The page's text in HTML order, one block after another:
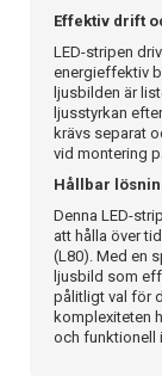
Effektiv drift
LED-stripen
energieffektiv
ljusbilden är
ljusstyrkan
krävs separat
vid montering
Hållbar
Denna LED-
att hålla över
(L80). Med en
ljusbild som
pålitligt val för
komplexiteten
och funktionell